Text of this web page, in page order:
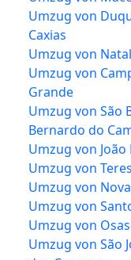
Umzug von
Caxias
Umzug von
Umzug von
Grande
Umzug von São
Bernardo do
Umzug von João
Umzug von
Umzug von
Umzug von
Umzug von
Umzug von São